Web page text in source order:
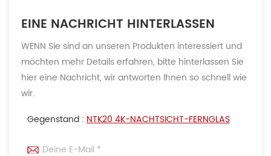
EINE NACHRICHT HINTERLASSEN
WENN Sie sind an unseren Produkten interessiert und
möchten mehr Details erfahren, bitte hinterlassen Sie
hier eine Nachricht, wir antworten Ihnen so schnell wie
wir.
Gegenstand : NTK20 4K-NACHTSICHT-FERNGLAS